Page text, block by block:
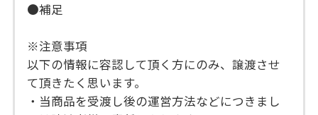
●補足
※注意事項
以下の情報に容認して頂く方にのみ、譲渡させ
て頂きたく思います。
・当商品を受渡し後の運営方法などにつきまし